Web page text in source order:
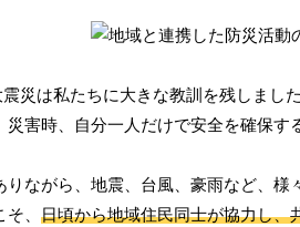
災は私たちに大きな教訓を残しまし
害時、自分一人だけで安全を確保す
りながら、地震、台風、豪雨など、
、 日頃から地域住民同士が協力し、